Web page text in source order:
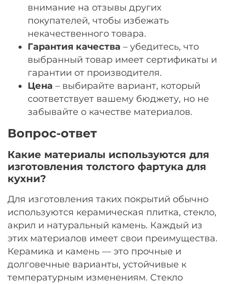
внимание на отзывы других
покупателей, чтобы избежать
некачественного товара.
Гарантия качества – убедитесь, что
выбранный товар имеет сертификаты и
гарантии от производителя.
Цена – выбирайте вариант, который
соответствует вашему бюджету, но не
забывайте о качестве материалов.
Вопрос-ответ
Какие материалы используются для
изготовления толстого фартука для
кухни?
Для изготовления таких покрытий обычно
используются керамическая плитка, стекло,
акрил и натуральный камень. Каждый из
этих материалов имеет свои преимущества.
Керамика и камень — это прочные и
долговечные варианты, устойчивые к
температурным изменениям. Стекло